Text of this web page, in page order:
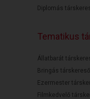
Diplomás
Tematikus
Állatbarát
Bringás társkereső
Ezermester
Filmkedvelő